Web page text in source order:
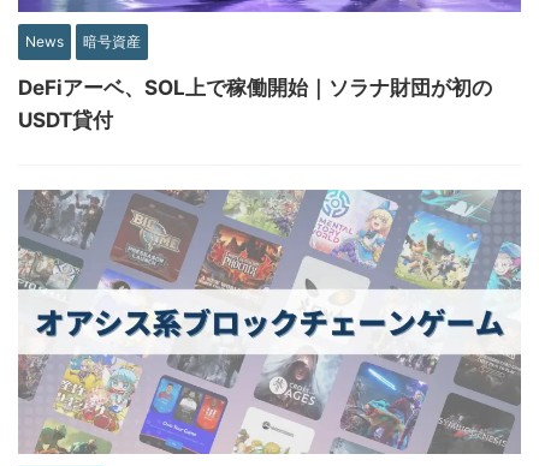
News 暗号資産
DeFiアーベ、SOL上で稼働開始｜ソラナ財団が初の
USDT貸付